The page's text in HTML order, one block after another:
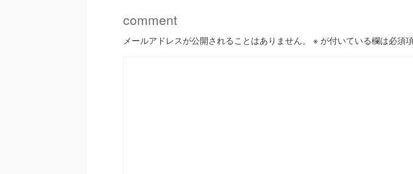
comment
メールアドレスが公開されることはありません。 ※ が付いている欄は必須